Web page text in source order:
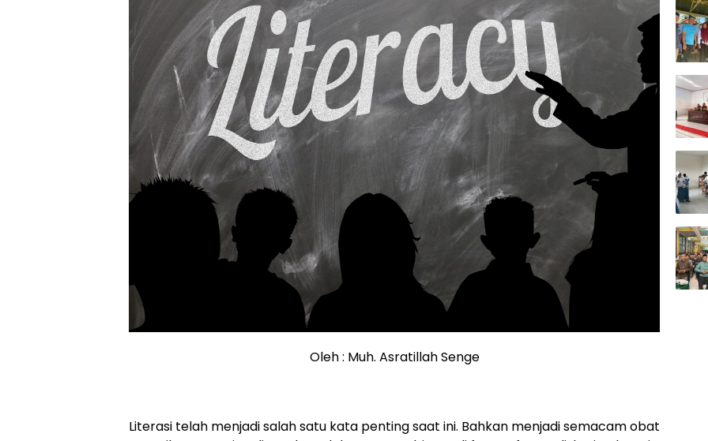
Oleh : Muh. Asratillah Senge
Literasi telah menjadi salah satu kata penting saat ini. Bahkan menjadi semacam obat